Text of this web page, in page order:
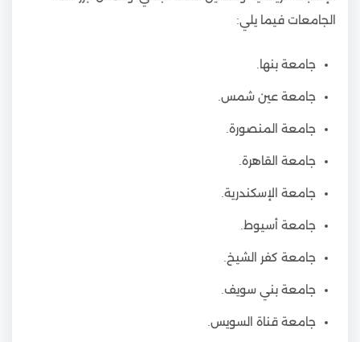
الجامعات فيما يلي:
جامعة بنها.
جامعة عين شمس.
جامعة المنصورة.
جامعة القاهرة.
جامعة الإسكندرية.
جامعة أسيوط.
جامعة كفر الشيخ.
جامعة بني سويف.
جامعة قناة السويس.